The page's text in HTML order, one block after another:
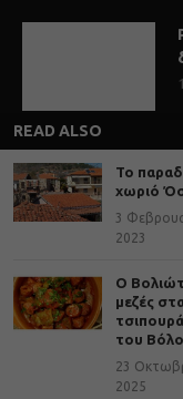
READ ALSO
Το
χωριό
3
2023
Ο
μεζές
του
23
2025